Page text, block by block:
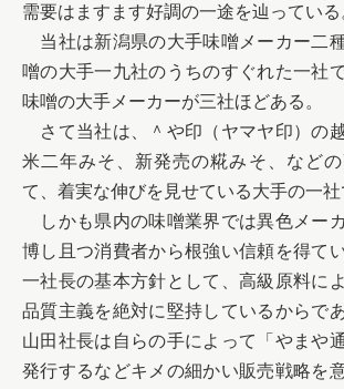
需要はますます好調の一途を辿ってい
当社は新潟県の大手味噌メーカー二
噌の大手一九社のうちのすぐれた一社
味噌の大手メーカーが三社ほどある。
さて当社は、＾や印（ヤマヤ印）の
米二年みそ、新発売の糀みそ、など
て、着実な伸びを見せている大手の一社
しかも県内の味噌業界では異色メー
博し且つ消費者から根強い信頼を得て
一社長の基本方針として、高級原料に
品質主義を絶対に堅持しているからで
山田社長は自らの手によって「やまや
発行するなどキメの細かい販売戦略を